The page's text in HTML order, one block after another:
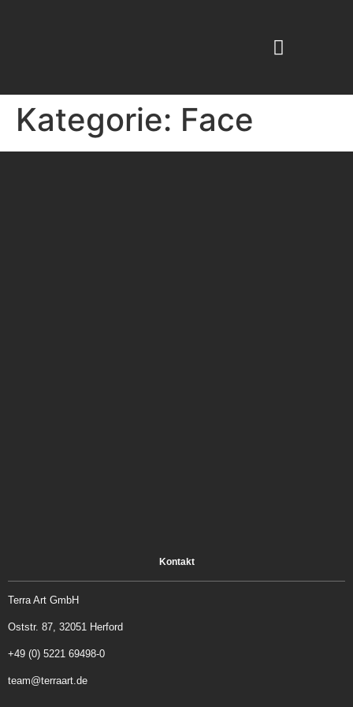
Kategorie: Face
Kontakt
Terra Art GmbH
Oststr. 87, 32051 Herford
+49 (0) 5221 69498-0
team@terraart.de